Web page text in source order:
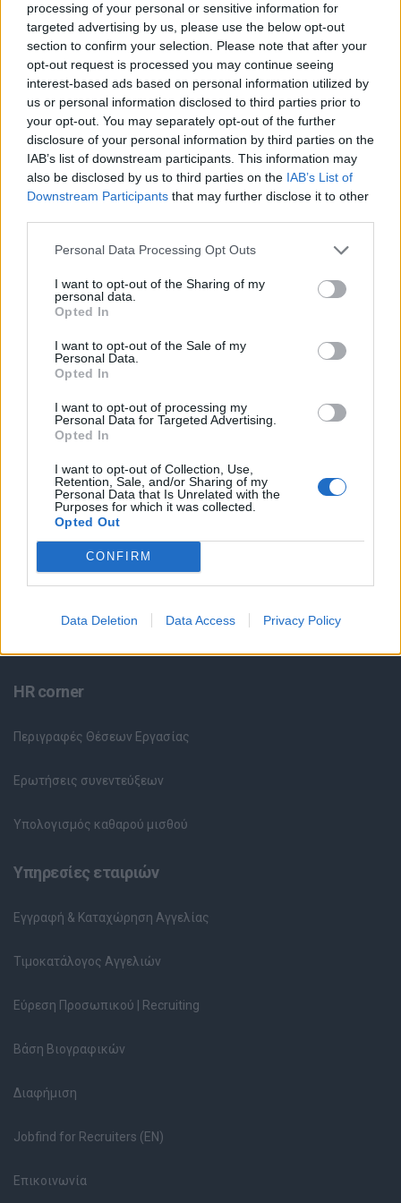
processing of your personal or sensitive information for
targeted advertising by us, please use the below opt-out
section to confirm your selection. Please note that after your
opt-out request is processed you may continue seeing
interest-based ads based on personal information utilized by
us or personal information disclosed to third parties prior to
your opt-out. You may separately opt-out of the further
disclosure of your personal information by third parties on the
IAB’s list of downstream participants. This information may
also be disclosed by us to third parties on the IAB’s List of
Downstream Participants that may further disclose it to other
Personal Data Processing Opt Outs
I want to opt-out of the Sharing of my
personal data.
Opted In
I want to opt-out of the Sale of my
Personal Data.
Opted In
I want to opt-out of processing my
Personal Data for Targeted Advertising.
Opted In
I want to opt-out of Collection, Use,
Retention, Sale, and/or Sharing of my
Personal Data that Is Unrelated with the
Purposes for which it was collected.
Opted Out
CONFIRM
Data Deletion Data Access Privacy Policy
Παρακαλούνται οι ενδιαφερόμενοι όπως αποστείλουν το
βιογραφικό τους σημείωμα, απαραιτήτως με πρόσφατη
φωτογραφία.
Όλες οι Θέσεις Εργασίας
Θέσεις Εργασίας ανά Ειδικότητα
Θέσεις Εργασίας ανά Εταιρεία
Κέντρο Βοήθειας
Υπηρεσίες υποψηφίων
HR corner
Περιγραφές Θέσεων Εργασίας
Ερωτήσεις συνεντεύξεων
Υπολογισμός καθαρού μισθού
Υπηρεσίες εταιριών
Εγγραφή & Καταχώρηση Αγγελίας
Τιμοκατάλογος Αγγελιών
Εύρεση Προσωπικού | Recruiting
Βάση Βιογραφικών
Διαφήμιση
Jobfind for Recruiters (EN)
Επικοινωνία